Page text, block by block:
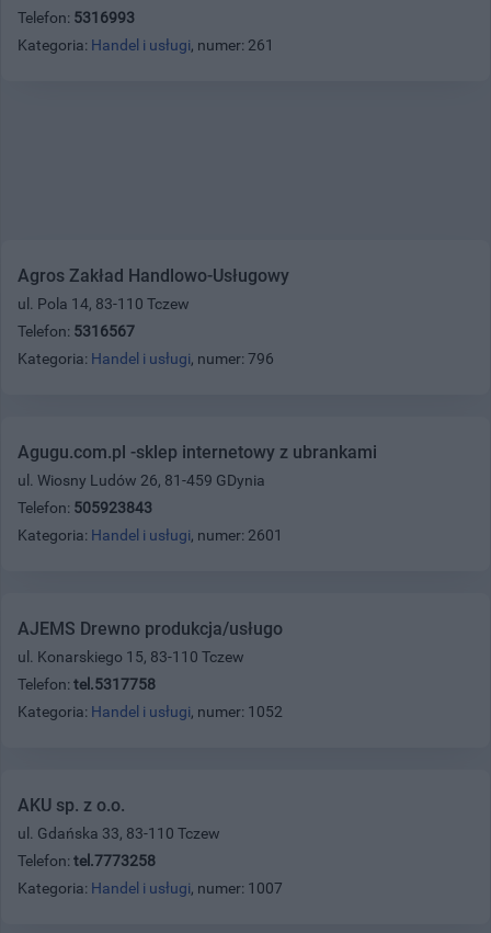
Telefon: 5316993
Kategoria: Handel i usługi, numer: 261
Agros Zakład Handlowo-Usługowy
ul. Pola 14, 83-110 Tczew
Telefon: 5316567
Kategoria: Handel i usługi, numer: 796
Agugu.com.pl -sklep internetowy z ubrankami
ul. Wiosny Ludów 26, 81-459 GDynia
Telefon: 505923843
Kategoria: Handel i usługi, numer: 2601
AJEMS Drewno produkcja/usługo
ul. Konarskiego 15, 83-110 Tczew
Telefon: tel.5317758
Kategoria: Handel i usługi, numer: 1052
AKU sp. z o.o.
ul. Gdańska 33, 83-110 Tczew
Telefon: tel.7773258
Kategoria: Handel i usługi, numer: 1007